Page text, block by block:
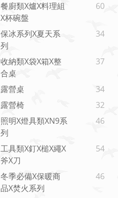
餐廚類x爐x料理組
X杯碗盤
60
保冰系列x夏天系
列
34
收納類x袋x箱x整
合桌
37
露營桌
34
露營椅
32
照明x燈具類xN9系
列
46
工具類x釘x槌x繩x
斧x刀
54
冬季必備x保暖商
品x焚火系列
46